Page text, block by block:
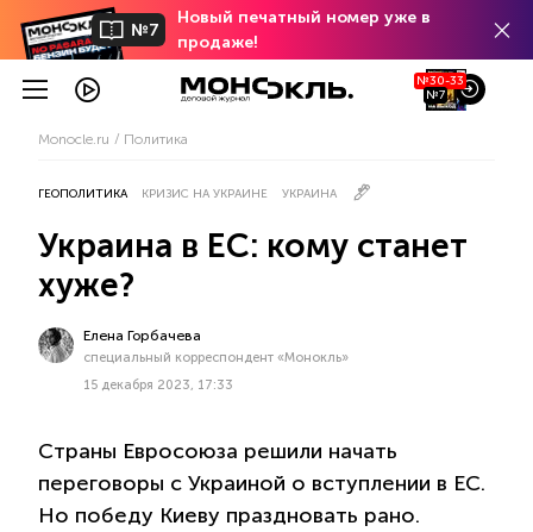
№7
Новый печатный номер уже в
продаже!
№30-33
№7
Monocle.ru Политика
ГЕОПОЛИТИКА КРИЗИС НА УКРАИНЕ УКРАИНА
Украина в ЕС: кому станет
хуже?
Елена Горбачева
специальный корреспондент «Монокль»
15 декабря 2023, 17:33
Страны Евросоюза решили начать
переговоры с Украиной о вступлении в ЕС.
Но победу Киеву праздновать рано.